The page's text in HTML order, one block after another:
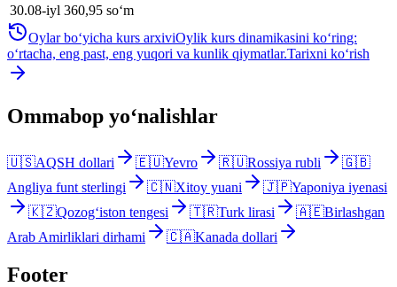
30.08-iyl 360,95 soʻm
Oylar bo‘yicha kurs arxiviOylik kurs dinamikasini ko‘ring:
o‘rtacha, eng past, eng yuqori va kunlik qiymatlar.Tarixni ko‘rish
Ommabop yo‘nalishlar
🇺🇸AQSH dollari 🇪🇺Yevro 🇷🇺Rossiya rubli
🇬🇧
Angliya funt sterlingi
🇨🇳Xitoy yuani 🇯🇵Yaponiya iyenasi
🇰🇿Qozog‘iston tengesi 🇹🇷Turk lirasi 🇦🇪Birlashgan
Arab Amirliklari dirhami
🇨🇦Kanada dollari
Footer